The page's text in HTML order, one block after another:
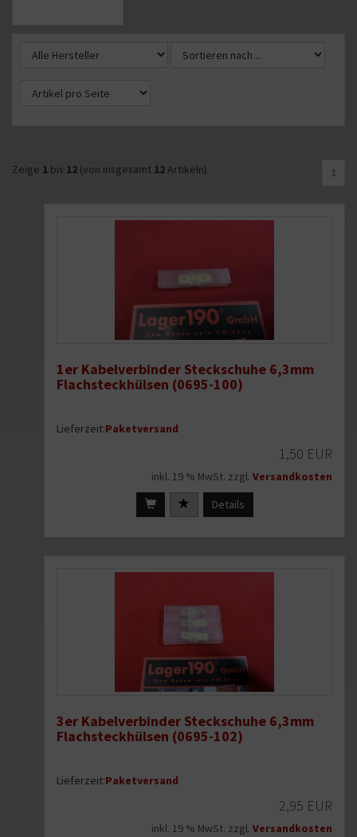
Zeige 1 bis 12 (von insgesamt 12Artikeln) 1
1er Kabelverbinder Steckschuhe 6,3mm
Flachsteckhülsen (0695-100)
Lieferzeit:Paketversand
1,50 EUR
inkl. 19 % MwSt. zzgl. Versandkosten
Details
3er Kabelverbinder Steckschuhe 6,3mm
Flachsteckhülsen (0695-102)
Lieferzeit:Paketversand
2,95 EUR
inkl. 19 % MwSt. zzgl. Versandkosten